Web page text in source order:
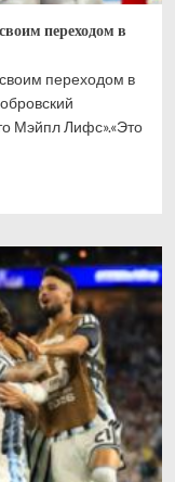
переходом в
переходом в
Мэйпл Лифс».«Это